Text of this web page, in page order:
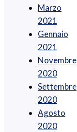
Marzo
2021
Gennaio
2021
Novembre
2020
Settembre
2020
Agosto
2020